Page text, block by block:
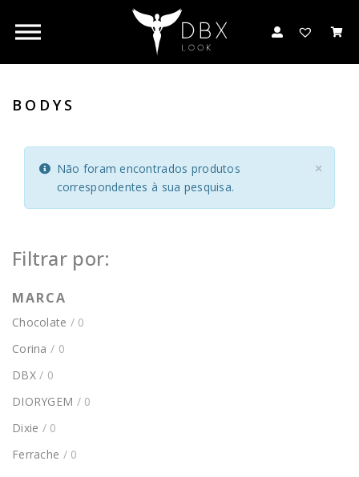
BODYS
Não foram encontrados produtos
correspondentes à sua pesquisa.
×
Filtrar por:
MARCA
Chocolate / 0
Corina / 0
DBX/ 0
DIORYGEM / 0
Dixie / 0
Ferrache / 0